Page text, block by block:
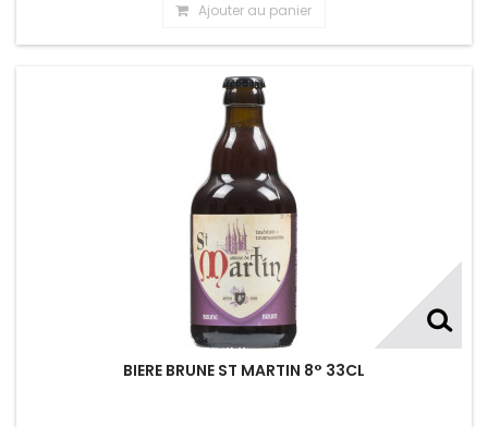
Ajouter au panier
BIERE BRUNE ST MARTIN 8° 33CL